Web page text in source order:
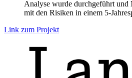
Analyse wurde durchgeführt und
mit den Risiken in einem 5-
Link zum Projekt